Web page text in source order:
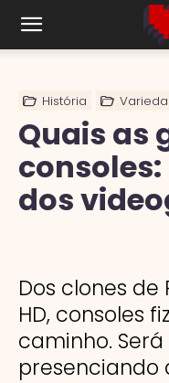
História
Quais as
dos
Dos clones
HD, consoles
caminho.
presenciando